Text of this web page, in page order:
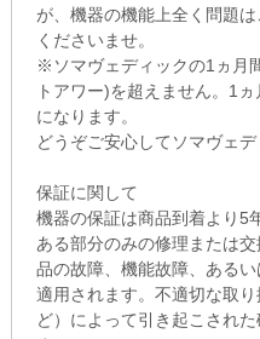
が、機器の機能上全く問題
くださいませ。
※ソマヴェディックの1ヵ月
トアワー)を超えません。1
になります。
どうぞご安心してソマヴェ
保証に関して
機器の保証は商品到着より5
ある部分のみの修理または
品の故障、機能故障、ある
適用されます。不適切な取
ど）によって引き起こされ